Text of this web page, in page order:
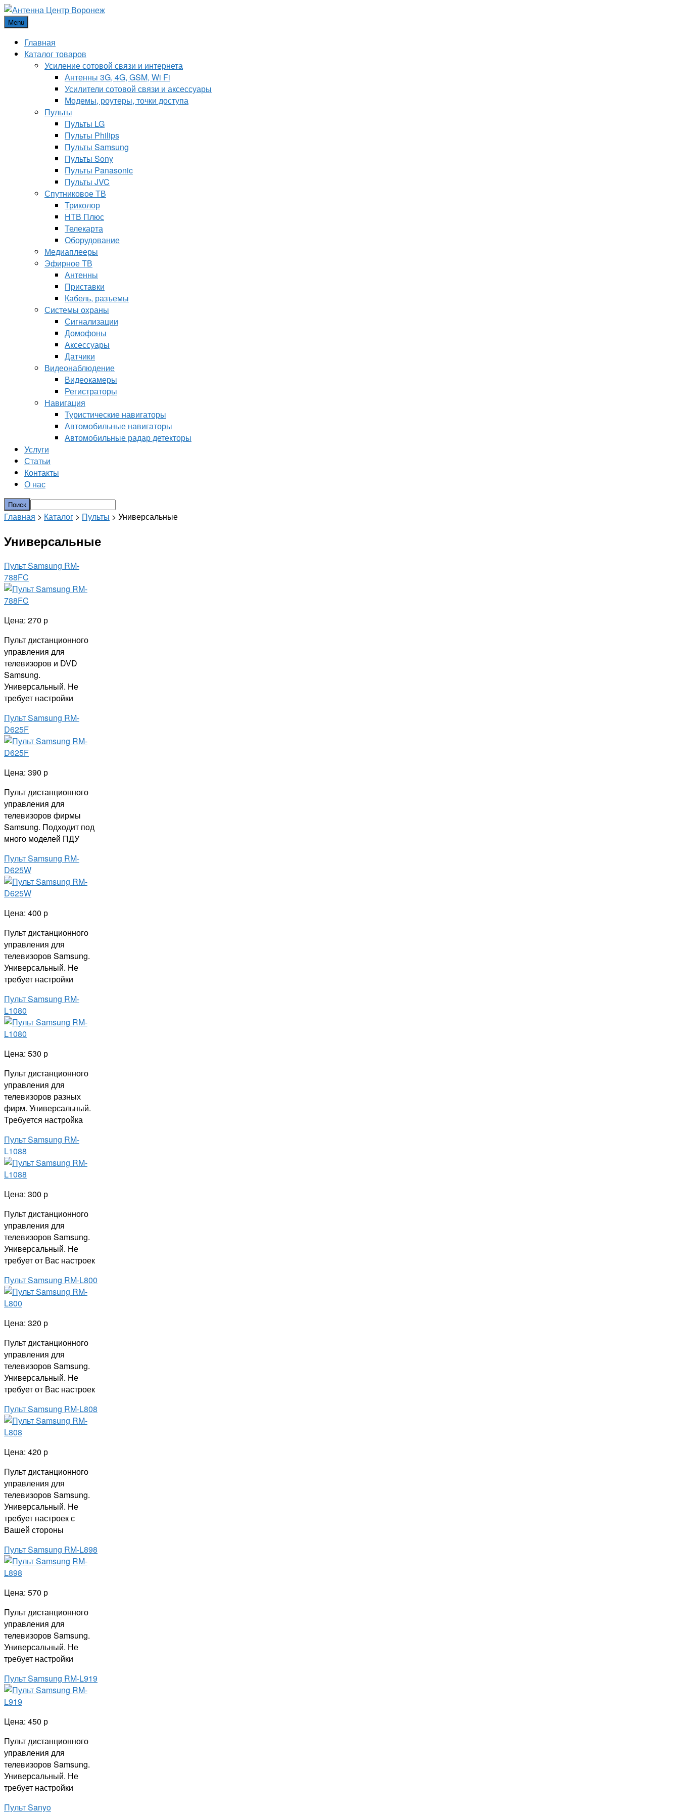
Menu
Главная
Каталог товаров
Усиление сотовой связи и интернета
Антенны 3G, 4G, GSM, Wi Fi
Усилители сотовой связи и аксессуары
Модемы, роутеры, точки доступа
Пульты
Пульты LG
Пульты Philips
Пульты Samsung
Пульты Sony
Пульты Panasonic
Пульты JVC
Спутниковое ТВ
Триколор
НТВ Плюс
Телекарта
Оборудование
Медиаплееры
Эфирное ТВ
Антенны
Приставки
Кабель, разъемы
Системы охраны
Сигнализации
Домофоны
Аксессуары
Датчики
Видеонаблюдение
Видеокамеры
Регистраторы
Навигация
Туристические навигаторы
Автомобильные навигаторы
Автомобильные радар детекторы
Услуги
Статьи
Контакты
О нас
Главная > Каталог > Пульты > Универсальные
Универсальные
Пульт Samsung RM-
788FC
Цена: 270 р
Пульт дистанционного
управления для
телевизоров и DVD
Samsung.
Универсальный. Не
требует настройки
Пульт Samsung RM-
D625F
Цена: 390 р
Пульт дистанционного
управления для
телевизоров фирмы
Samsung. Подходит под
много моделей ПДУ
Пульт Samsung RM-
D625W
Цена: 400 р
Пульт дистанционного
управления для
телевизоров Samsung.
Универсальный. Не
требует настройки
Пульт Samsung RM-
L1080
Цена: 530 р
Пульт дистанционного
управления для
телевизоров разных
фирм. Универсальный.
Требуется настройка
Пульт Samsung RM-
L1088
Цена: 300 р
Пульт дистанционного
управления для
телевизоров Samsung.
Универсальный. Не
требует от Вас настроек
Пульт Samsung RM-L800
Цена: 320 р
Пульт дистанционного
управления для
телевизоров Samsung.
Универсальный. Не
требует от Вас настроек
Пульт Samsung RM-L808
Цена: 420 р
Пульт дистанционного
управления для
телевизоров Samsung.
Универсальный. Не
требует настроек с
Вашей стороны
Пульт Samsung RM-L898
Цена: 570 р
Пульт дистанционного
управления для
телевизоров Samsung.
Универсальный. Не
требует настройки
Пульт Samsung RM-L919
Цена: 450 р
Пульт дистанционного
управления для
телевизоров Samsung.
Универсальный. Не
требует настройки
Пульт Sanyo